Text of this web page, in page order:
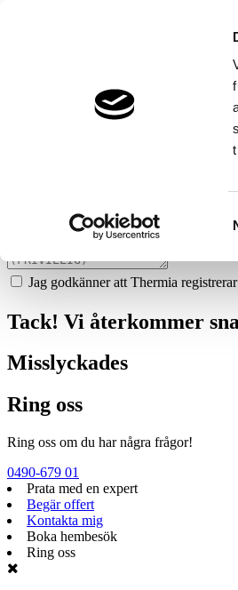
Vi ger dig gärna goda råd - helt
Vi hjälper dig att räkna ut mycket du
Jag godkänner att Thermia
Tack! Vi återkommer
Misslyckades
Ring oss
Ring oss om du har några frågor!
0490-679 01
Prata med en expert
Begär offert
Kontakta mig
Boka hembesök
Ring oss